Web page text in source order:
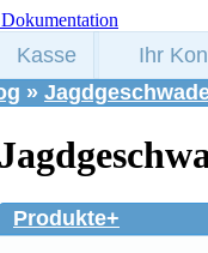
Kasse
Ihr
»
Produkte+